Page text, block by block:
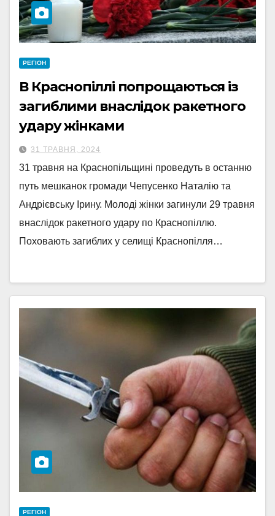
РЕГІОН
В Краснопіллі попрощаються із
загиблими внаслідок ракетного
удару жінками
31 ТРАВНЯ, 2024
31 травня на Краснопільщині проведуть в останню
путь мешканок громади Чепусенко Наталію та
Андрієвську Ірину. Молоді жінки загинули 29 травня
внаслідок ракетного удару по Краснопіллю.
Поховають загиблих у селищі Краснопілля…
РЕГІОН